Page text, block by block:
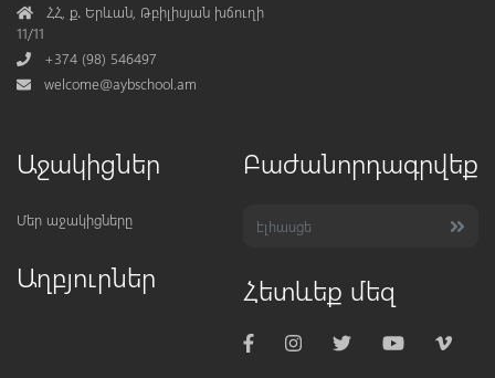
AddressՀՀ, ք․ Երևան, Թբիլիսյան խճուղի
11/11
Phone+374 (98) 546497
Mail
welcome@aybschool.am
Աջակիցներ
Մեր աջակիցները
Աղբյուրներ
Բաժանորդագրվեք
Հետևեք մեզ